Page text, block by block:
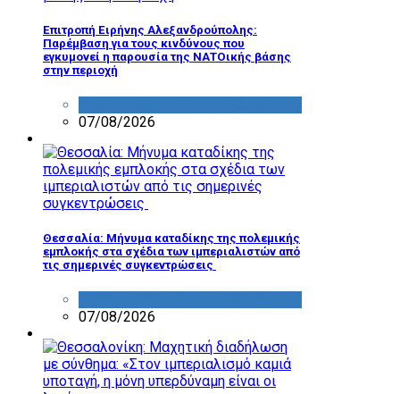
Επιτροπή Ειρήνης Αλεξανδρούπολης:
Παρέμβαση για τους κινδύνους που
εγκυμονεί η παρουσία της ΝΑΤΟικής βάσης
στην περιοχή
07/08/2026
Θεσσαλία: Μήνυμα καταδίκης της πολεμικής
εμπλοκής στα σχέδια των ιμπεριαλιστών από
τις σημερινές συγκεντρώσεις
07/08/2026